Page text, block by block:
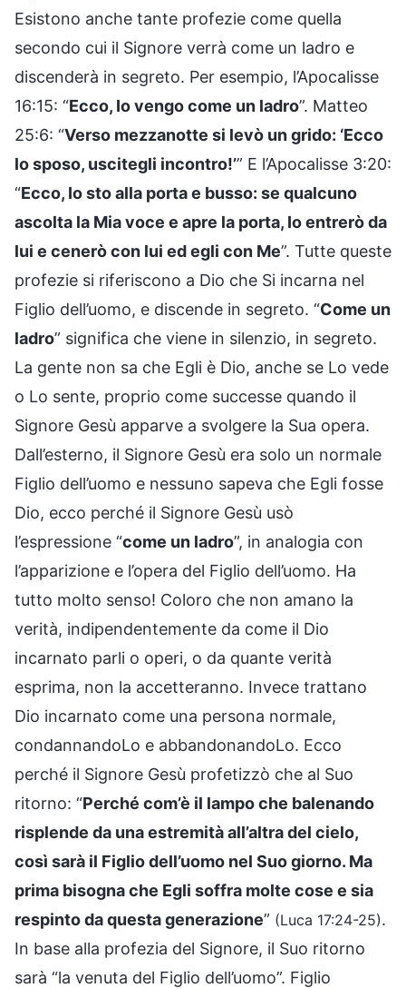
Esistono anche tante profezie come quella
secondo cui il Signore verrà come un ladro e
discenderà in segreto. Per esempio, l’Apocalisse
16:15: “Ecco, Io vengo come un ladro”. Matteo
25:6: “Verso mezzanotte si levò un grido: ‘Ecco
lo sposo, uscitegli incontro!’” E l’Apocalisse 3:20:
“Ecco, Io sto alla porta e busso: se qualcuno
ascolta la Mia voce e apre la porta, Io entrerò da
lui e cenerò con lui ed egli con Me”. Tutte queste
profezie si riferiscono a Dio che Si incarna nel
Figlio dell’uomo, e discende in segreto. “Come un
ladro” significa che viene in silenzio, in segreto.
La gente non sa che Egli è Dio, anche se Lo vede
o Lo sente, proprio come successe quando il
Signore Gesù apparve a svolgere la Sua opera.
Dall’esterno, il Signore Gesù era solo un normale
Figlio dell’uomo e nessuno sapeva che Egli fosse
Dio, ecco perché il Signore Gesù usò
l’espressione “come un ladro”, in analogia con
l’apparizione e l’opera del Figlio dell’uomo. Ha
tutto molto senso! Coloro che non amano la
verità, indipendentemente da come il Dio
incarnato parli o operi, o da quante verità
esprima, non la accetteranno. Invece trattano
Dio incarnato come una persona normale,
condannandoLo e abbandonandoLo. Ecco
perché il Signore Gesù profetizzò che al Suo
ritorno: “Perché com’è il lampo che balenando
risplende da una estremità all’altra del cielo,
così sarà il Figlio dell’uomo nel Suo giorno. Ma
prima bisogna che Egli soffra molte cose e sia
respinto da questa generazione” (Luca 17:24-25).
In base alla profezia del Signore, il Suo ritorno
sarà “la venuta del Figlio dell’uomo”. Figlio